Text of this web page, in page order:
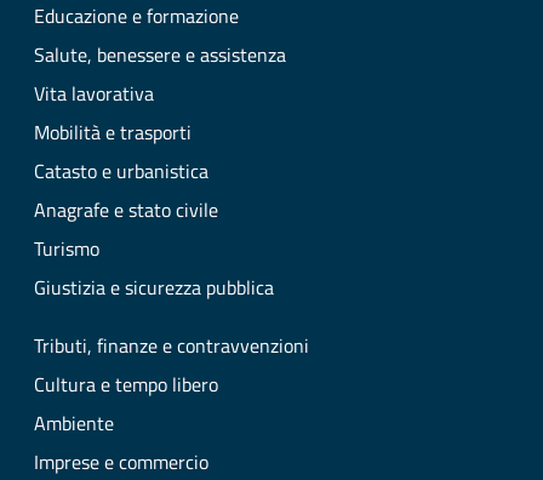
Educazione e formazione
Salute, benessere e assistenza
Vita lavorativa
Mobilità e trasporti
Catasto e urbanistica
Anagrafe e stato civile
Turismo
Giustizia e sicurezza pubblica
Tributi, finanze e contravvenzioni
Cultura e tempo libero
Ambiente
Imprese e commercio